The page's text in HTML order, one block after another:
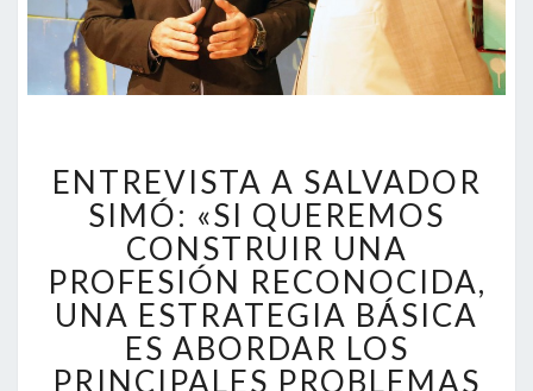
A
SALVADOR
SIMÓ:
«SI
QUEREMOS
CONSTRUIR
UNA
PROFESIÓN
ENTREVISTA A SALVADOR
SIMÓ: «SI QUEREMOS
CONSTRUIR UNA
PROFESIÓN RECONOCIDA,
UNA ESTRATEGIA BÁSICA
ES ABORDAR LOS
PRINCIPALES PROBLEMAS